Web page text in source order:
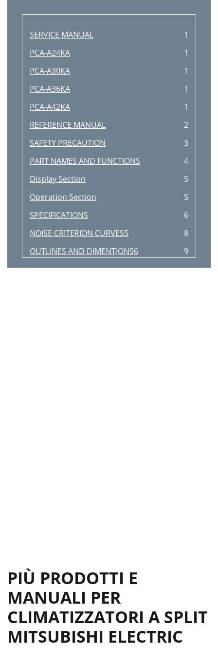
SERVICE MANUAL
1
PCA-A24KA
1
PCA-A30KA
1
PCA-A36KA
1
PCA-A42KA
1
REFERENCE MANUAL
2
SAFETY PRECAUTION
3
PART NAMES AND FUNCTIONS
4
Display Section
5
Operation Section
5
SPECIFICATIONS
6
NOISE CRITERION CURVES5
8
OUTLINES AND DIMENTIONS6
9
[FRONT VIEW]
10
DISASSEMBLY PROCEDURE
OPERATING PROCEDURE
PHOTOS & ILLUSTRATIONS
32
PIÙ PRODOTTI E
MANUALI PER
CLIMATIZZATORI A SPLIT
MITSUBISHI ELECTRIC